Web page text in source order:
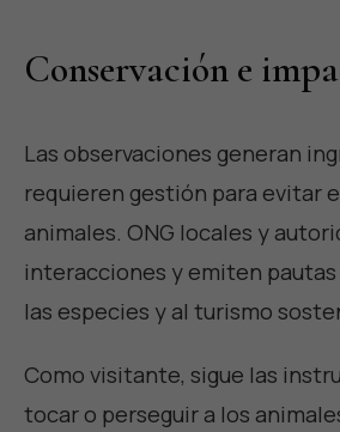
Conservación e
Las observaciones generan
requieren gestión para evitar
animales. ONG locales y
interacciones y emiten
las especies y al turismo
Como visitante, sigue las
tocar o perseguir a los